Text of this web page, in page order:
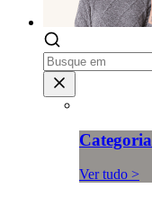
Categoria
Ver tudo >